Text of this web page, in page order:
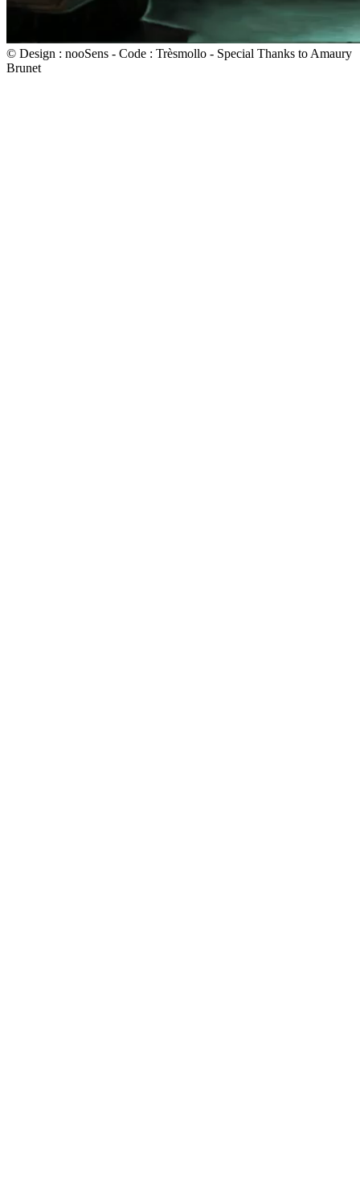
© Design : nooSens - Code : Trèsmollo - Special Thanks to Amaury
Brunet